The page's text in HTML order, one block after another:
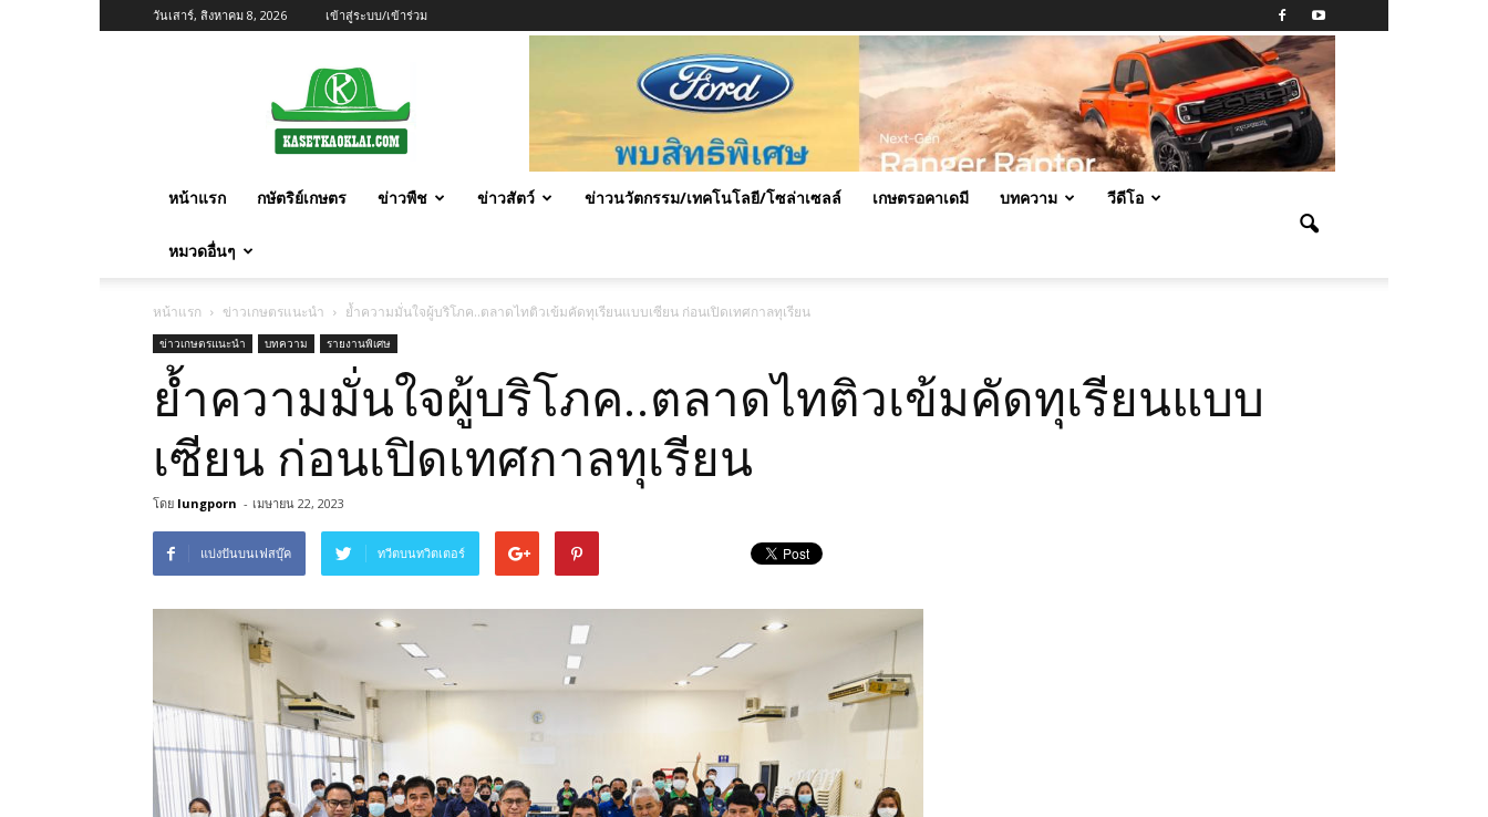
วันเสาร์, สิงหาคม 8, 2026 เข้าสู่ระบบ/เข้าร่วม
หน้าแรก กษัตริย์เกษตร ข่าวพืช ข่าวสัตว์ ข่าวนวัตกรรม/เทคโนโลยี/โซล่าเซลล์ เกษตรอคาเดมี บทความ วีดีโอ
หมวดอื่นๆ
หน้าแรก ข่าวเกษตรแนะนำ ย้ำความมั่นใจผู้บริโภค..ตลาดไทติวเข้มคัดทุเรียนแบบเซียน ก่อนเปิดเทศกาลทุเรียน
ข่าวเกษตรแนะนำ บทความ รายงานพิเศษ
ย้ำความมั่นใจผู้บริโภค..ตลาดไทติวเข้มคัดทุเรียนแบบ
เซียน ก่อนเปิดเทศกาลทุเรียน
โดย lungporn - เมษายน 22, 2023
แบ่งปันบนเฟสบุ๊ค ทวีตบนทวิตเตอร์